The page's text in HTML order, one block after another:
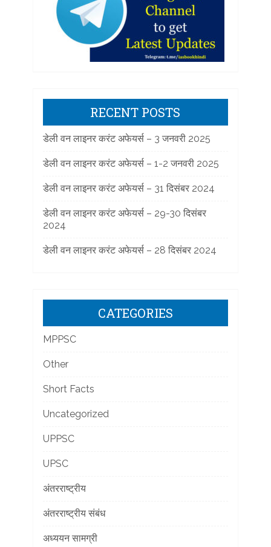
RECENT POSTS
डेली वन लाइनर करंट अफेयर्स – 3 जनवरी 2025
डेली वन लाइनर करंट अफेयर्स – 1-2 जनवरी 2025
डेली वन लाइनर करंट अफेयर्स – 31 दिसंबर 2024
डेली वन लाइनर करंट अफेयर्स – 29-30 दिसंबर
2024
डेली वन लाइनर करंट अफेयर्स – 28 दिसंबर 2024
CATEGORIES
MPPSC
Other
Short Facts
Uncategorized
UPPSC
UPSC
अंतरराष्ट्रीय
अंतरराष्ट्रीय संबंध
अध्ययन सामग्री